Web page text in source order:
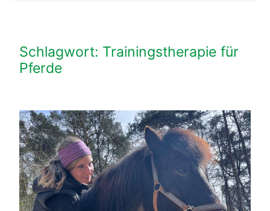
Schlagwort: Trainingstherapie für
Pferde